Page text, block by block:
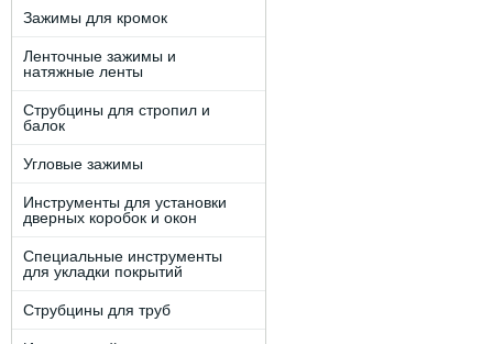
Зажимы для кромок
Ленточные зажимы и
натяжные ленты
Струбцины для стропил и
балок
Угловые зажимы
Инструменты для установки
дверных коробок и окон
Специальные инструменты
для укладки покрытий
Струбцины для труб